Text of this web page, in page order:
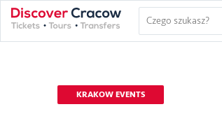
KRAKOW EVENTS